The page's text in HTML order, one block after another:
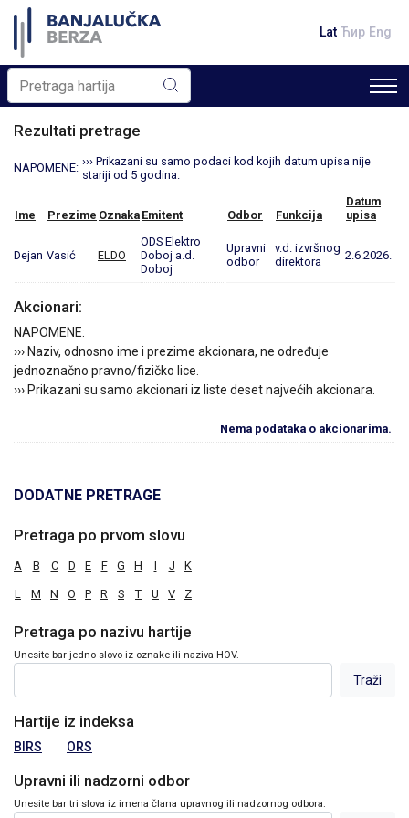
Lat Ћир Eng
Rezultati pretrage
NAPOMENE: ››› Prikazani su samo podaci kod kojih datum upisa nije
stariji od 5 godina.
Ime Prezime Oznaka Emitent Odbor Funkcija
Datum
upisa
Dejan Vasić ELDO
ODS Elektro
Doboj a.d.
Doboj
Upravni
odbor
v.d. izvršnog
direktora
2.6.2026.
Akcionari:
NAPOMENE:
››› Naziv, odnosno ime i prezime akcionara, ne određuje
jednoznačno pravno/fizičko lice.
››› Prikazani su samo akcionari iz liste deset najvećih akcionara.
Nema podataka o akcionarima.
DODATNE PRETRAGE
Pretraga po prvom slovu
A B C D E F G H I J K
L M N O P R S T U V Z
Pretraga po nazivu hartije
Unesite bar jedno slovo iz oznake ili naziva HOV.
Hartije iz indeksa
BIRS ORS
Upravni ili nadzorni odbor
Unesite bar tri slova iz imena člana upravnog ili nadzornog odbora.